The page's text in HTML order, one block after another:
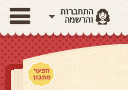
התחברות
והרשמה
חפשי
מתכון